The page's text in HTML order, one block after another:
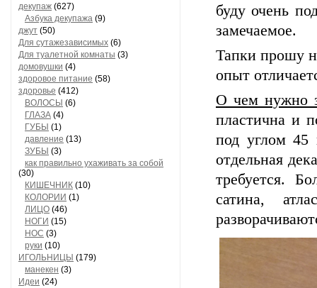
декупаж (627)
Азбука декупажа (9)
джут (50)
Для сутажезависимых (6)
Для туалетной комнаты (3)
домовушки (4)
здоровое питание (58)
здоровье (412)
ВОЛОСЫ (6)
ГЛАЗА (4)
ГУБЫ (1)
давление (13)
ЗУБЫ (3)
как правильно ухаживать за собой
(30)
КИШЕЧНИК (10)
КОЛОРИИ (1)
ЛИЦО (46)
НОГИ (15)
НОС (3)
руки (10)
ИГОЛЬНИЦЫ (179)
манекен (3)
Идеи (24)
буду очень
замечаемое.
Тапки прошу
опыт
О чем нужно
пластична и
под углом 45
отдельная
требуется.
сатина,